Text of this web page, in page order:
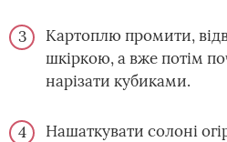
Картоплю промити,
шкіркою, а вже потім
нарізати кубиками.
Нашаткувати солоні